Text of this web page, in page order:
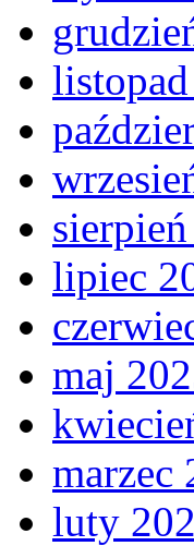
lipiec
maj
marzec
luty